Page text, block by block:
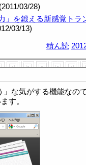
03/28)
」を鍛える新感覚トラ
03/13)
積ん読
」な気がする機能なの
す。